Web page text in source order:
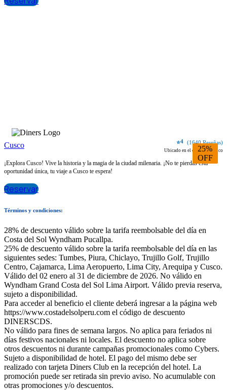
25%
OFF
Cusco ⭐4 (1640 Reseñas)
Ubicado en el centro histórico
¡Explora Cusco! Vive la historia y la magia de la ciudad milenaria. ¡No te pierdas esta
oportunidad única, tu viaje a Cusco te espera!
Reservar
Términos y condiciones:
28% de descuento válido sobre la tarifa reembolsable del día en
Costa del Sol Wyndham Pucallpa.
25% de descuento válido sobre la tarifa reembolsable del día en las
siguientes sedes: Tumbes, Piura, Chiclayo, Trujillo Golf, Trujillo
Centro, Cajamarca, Lima Aeropuerto, Lima City, Arequipa y Cusco.
Válido del 02 enero al 31 de diciembre de 2026. No válido en
Wyndham Grand Costa del Sol Lima Airport. Válido previa reserva,
sujeto a disponibilidad.
Para acceder al beneficio el cliente deberá ingresar a la página web
https://www.costadelsolperu.com el código de descuento
DINERSCDS.
No válido para fines de semana largos. No aplica para feriados ni
días festivos nacionales ni locales. El descuento no aplica sobre
otros descuentos ni durante campañas promocionales como Cybers.
Sujeto a disponibilidad de hotel. El pago del mismo debe ser
realizado con tarjeta Diners Club en la recepción del hotel. La
promoción puede ser retirada sin previo aviso. No acumulable con
otras promociones y/o descuentos.